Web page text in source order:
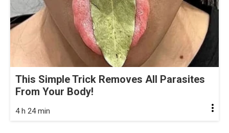
This Simple Trick Removes All Parasites
From Your Body!
4 h 24 min